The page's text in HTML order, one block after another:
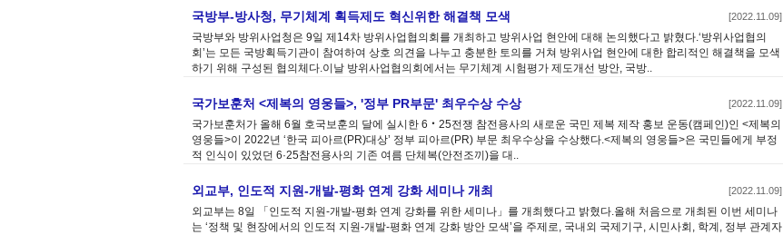
국방부-방사청, 무기체계 획득제도 혁신위한 해결책 모색 [2022.11.09]
국방부와 방위사업청은 9일 제14차 방위사업협의회를 개최하고 방위사업 현안에 대해 논의했다고 밝혔다.‘방위사업협의
회’는 모든 국방획득기관이 참여하여 상호 의견을 나누고 충분한 토의를 거쳐 방위사업 현안에 대한 합리적인 해결책을 모색
하기 위해 구성된 협의체다.이날 방위사업협의회에서는 무기체계 시험평가 제도개선 방안, 국방..
국가보훈처 <제복의 영웅들>, '정부 PR부문' 최우수상 수상 [2022.11.09]
국가보훈처가 올해 6월 호국보훈의 달에 실시한 6‧25전쟁 참전용사의 새로운 국민 제복 제작 홍보 운동(캠페인)인 <제복의
영웅들>이 2022년 ‘한국 피아르(PR)대상’ 정부 피아르(PR) 부문 최우수상을 수상했다.<제복의 영웅들>은 국민들에게 부정
적 인식이 있었던 6·25참전용사의 기존 여름 단체복(안전조끼)을 대..
외교부, 인도적 지원-개발-평화 연계 강화 세미나 개최 [2022.11.09]
외교부는 8일 「인도적 지원-개발-평화 연계 강화를 위한 세미나」를 개최했다고 밝혔다.올해 처음으로 개최된 이번 세미나
는 ‘정책 및 현장에서의 인도적 지원-개발-평화 연계 강화 방안 모색’을 주제로, 국내외 국제기구, 시민사회, 학계, 정부 관계자